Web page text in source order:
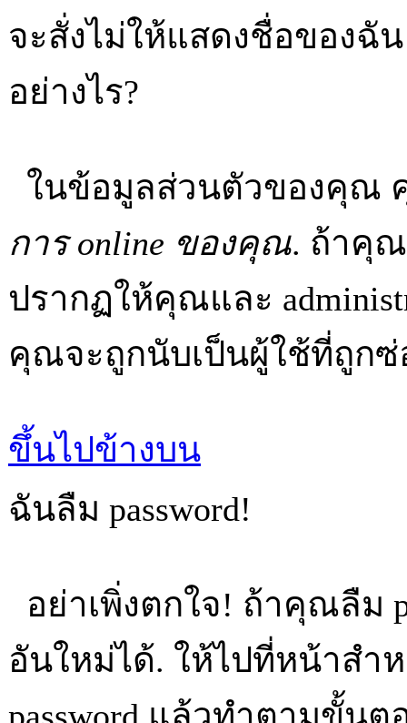
จะสั่งไม่ให้แสดงชื่อของฉั
อย่างไร?
ในข้อมูลส่วนตัวของคุณ
การ online ของคุณ. ถ้าคุ
ปรากฏให้คุณและ
คุณจะถูกนับเป็นผู้ใช้ที่ถูกซ่
ขึ้นไปข้างบน
ฉันลืม password!
อย่าเพิ่งตกใจ! ถ้าคุณลืม
อันใหม่ได้. ให้ไปที่หน้าสำ